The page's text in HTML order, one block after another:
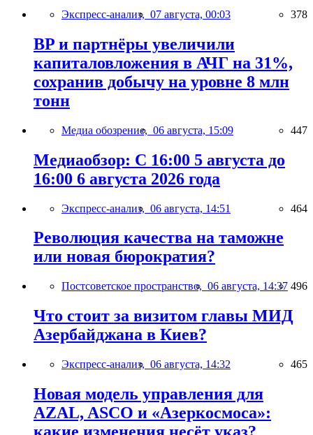
Экспресс-анализ, 07 августа, 00:03 378
BP и партнёры увеличили
капиталовложения в АЧГ на 31%,
сохранив добычу на уровне 8 млн
тонн
Медиа обозрение, 06 августа, 15:09 447
Медиаобзор: С 16:00 5 августа до
16:00 6 августа 2026 года
Экспресс-анализ, 06 августа, 14:51 464
Революция качества на таможне
или новая бюрократия?
Постсоветское пространство, 06 августа, 14:37 496
Что стоит за визитом главы МИД
Азербайджана в Киев?
Экспресс-анализ, 06 августа, 14:32 465
Новая модель управления для
AZAL, ASCO и «Азеркосмоса»: